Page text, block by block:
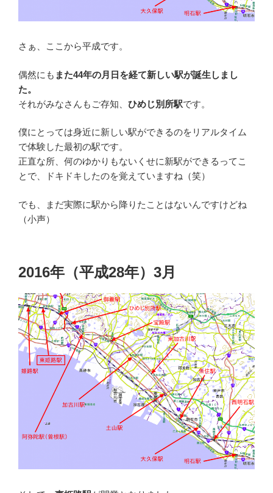
さぁ、ここから平成です。
偶然にも また44年の月日を経て新しい駅が誕生しまし
た。
それがみなさんもご存知、 ひめじ別所駅です。
僕にとっては身近に新しい駅ができるのをリアルタイム
で体験した最初の駅です。
正直な所、何のゆかりもないくせに新駅ができるってこ
とで、ドキドキしたのを覚えていますね（笑）
でも、まだ実際に駅から降りたことはないんですけどね
（小声）
2016年（平成28年）3月